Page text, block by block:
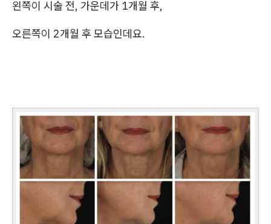
왼쪽이 시술 전, 가운데가 1개월 후,
오른쪽이 2개월 후 모습인데요.